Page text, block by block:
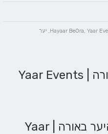
0 גלריות תמונות של היער באורה | Yaar